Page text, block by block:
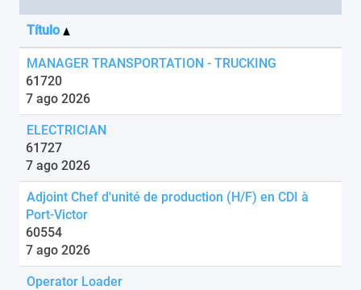
Título
MANAGER TRANSPORTATION - TRUCKING
61720
7 ago 2026
ELECTRICIAN
61727
7 ago 2026
Adjoint Chef d'unité de production (H/F) en CDI à
Port-Victor
60554
7 ago 2026
Operator Loader